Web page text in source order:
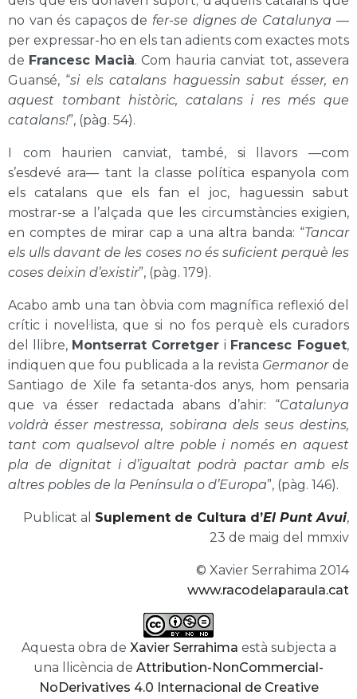
no van és capaços de fer-se dignes de Catalunya —
per expressar-ho en els tan adients com exactes mots
de Francesc Macià. Com hauria canviat tot, assevera
Guansé, “si els catalans haguessin sabut ésser, en
aquest tombant històric, catalans i res més que
catalans!”, (pàg. 54).
I com haurien canviat, també, si llavors —com
s’esdevé ara— tant la classe política espanyola com
els catalans que els fan el joc, haguessin sabut
mostrar-se a l’alçada que les circumstàncies exigien,
en comptes de mirar cap a una altra banda: “Tancar
els ulls davant de les coses no és suficient perquè les
coses deixin d’existir”, (pàg. 179).
Acabo amb una tan òbvia com magnífica reflexió del
crític i novel·lista, que si no fos perquè els curadors
del llibre, Montserrat Corretger i Francesc Foguet,
indiquen que fou publicada a la revista Germanorde
Santiago de Xile fa setanta-dos anys, hom pensaria
que va ésser redactada abans d’ahir: “Catalunya
voldrà ésser mestressa, sobirana dels seus destins,
tant com qualsevol altre poble i només en aquest
pla de dignitat i d’igualtat podrà pactar amb els
altres pobles de la Península o d’Europa”, (pàg. 146).
Publicat al Suplement de Cultura d’El Punt Avui,
23 de maig del mmxiv
© Xavier Serrahima 2014
www.racodelaparaula.cat
Aquesta obra de Xavier Serrahima està subjecta a
una llicència de Attribution-NonCommercial-
NoDerivatives 4.0 Internacional de Creative